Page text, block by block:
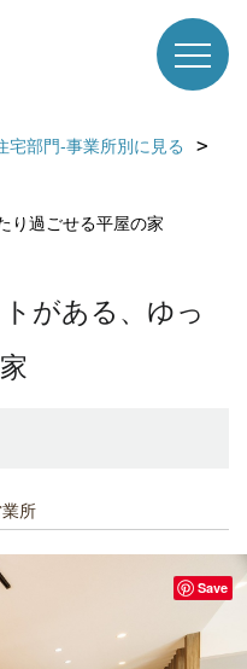
宅部門-事業所別に見る
り過ごせる平屋の家
がある、ゆっ
所
Save